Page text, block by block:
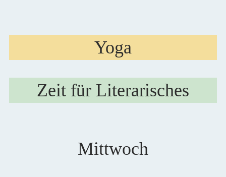
Yoga
Zeit für Literarisches
Mittwoch